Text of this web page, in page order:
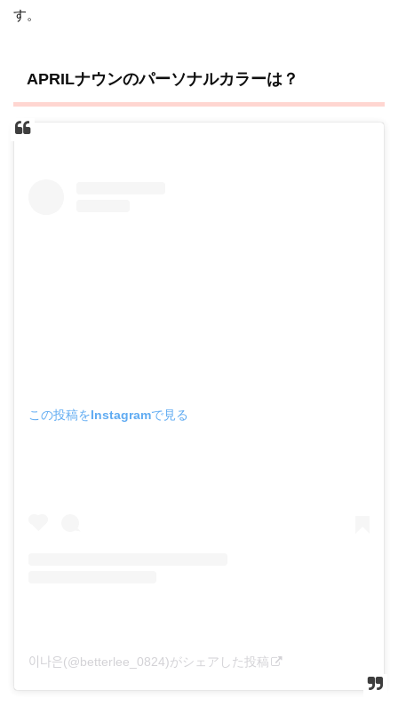
す。
APRILナウンのパーソナルカラーは？
この投稿をInstagramで見る
이나은(@betterlee_0824)がシェアした投稿